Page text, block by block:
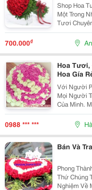
Shop Hoa
Một Trong
Tươi
Hoa Tươi Ở
Năng Để
Lượng S
700.000₫
Hoa
Hoa Gía
Với Người
Mọi Người
Của Mình.
Nước Việt
Người Phụ
0988 *** ***
Bán Và
Phong Thành ​ &Ldquo;Không Chỉ Là Một Tiệc Cưới
Thứ Chúng
Nghiệm Về